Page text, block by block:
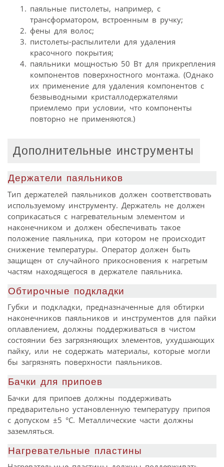
паяльные пистолеты, например, с
трансформатором, встроенным в ручку;
фены для волос;
пистолеты-распылители для удаления
красочного покрытия;
паяльники мощностью 50 Вт для прикрепления
компонентов поверхностного монтажа. (Однако
их применение для удаления компонентов с
безвыводными кристаллодержателями
приемлемо при условии, что компоненты
повторно не применяются.)
Дополнительные инструменты
Держатели паяльников
Тип держателей паяльников должен соответствовать
используемому инструменту. Держатель не должен
соприкасаться с нагревательным элементом и
наконечником и должен обеспечивать такое
положение паяльника, при котором не происходит
снижение температуры. Оператор должен быть
защищен от случайного прикосновения к нагретым
частям находящегося в держателе паяльника.
Обтирочные подкладки
Губки и подкладки, предназначенные для обтирки
наконечников паяльников и инструментов для пайки
оплавлением, должны поддерживаться в чистом
состоянии без загрязняющих элементов, ухудшающих
пайку, или не содержать материалы, которые могли
бы загрязнять поверхности паяльников.
Бачки для припоев
Бачки для припоев должны поддерживать
предварительно установленную температуру припоя
с допуском ±5 °С. Металлические части должны
заземляться.
Нагревательные пластины